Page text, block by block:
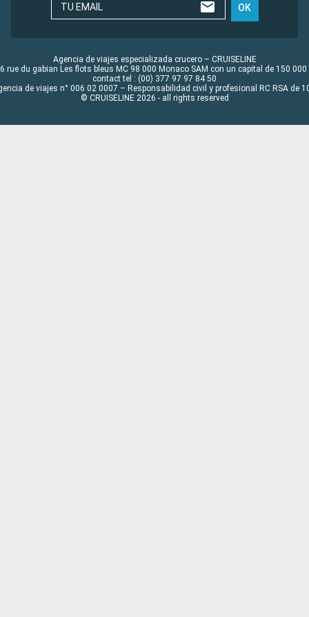
TU EMAIL OK
Agencia de viajes especializada crucero – CRUISELINE
rue du gabian Les flots bleus MC 98 000 Monaco SAM con un capital de 150 000
contact tel : (00) 377 97 97 84 50
de viajes n° 006 02 0007 – Responsabilidad civil y profesional RC RSA de
© CRUISELINE 2026 - all rights reserved